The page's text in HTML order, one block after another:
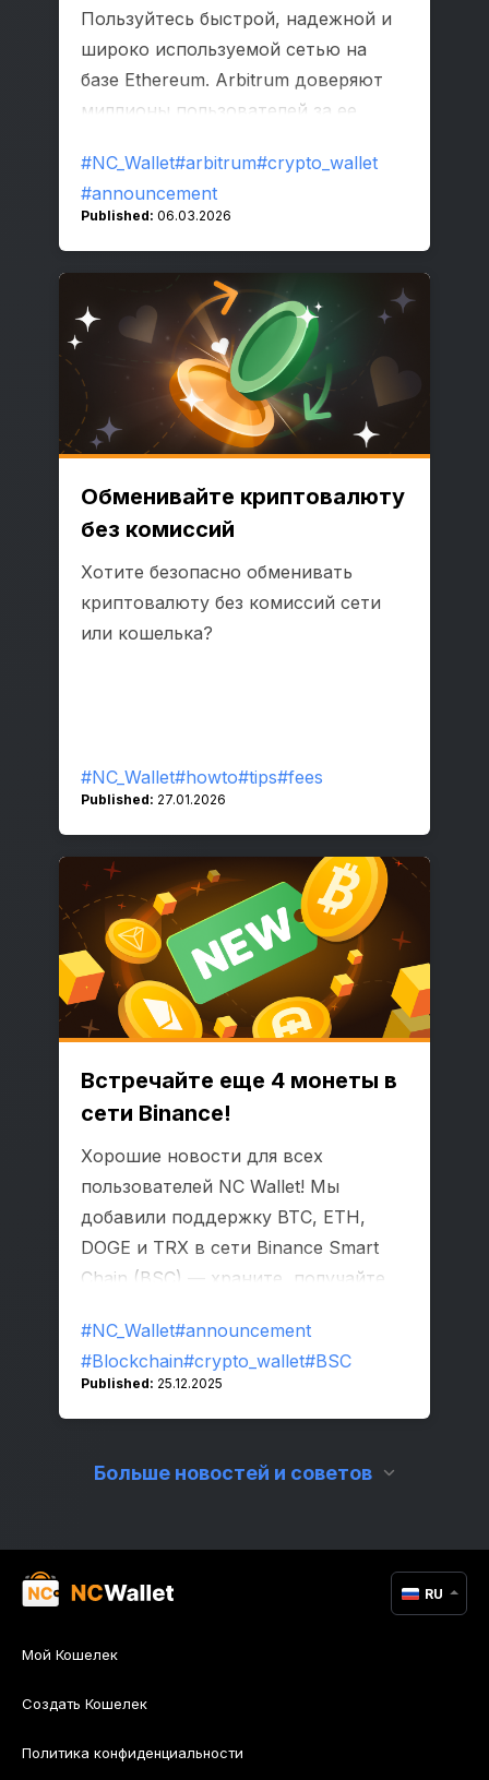
Пользуйтесь быстрой, надежной и
широко используемой сетью на
базе Ethereum. Arbitrum доверяют
миллионы пользователей за ее
экосистему приложений и токенов.
#NC_Wallet#arbitrum#crypto_wallet
#announcement
Published: 06.03.2026
Обменивайте криптовалюту
без комиссий
Хотите безопасно обменивать
криптовалюту без комиссий сети
или кошелька?
#NC_Wallet#howto#tips#fees
Published: 27.01.2026
Встречайте еще 4 монеты в
сети Binance!
Хорошие новости для всех
пользователей NC Wallet! Мы
добавили поддержку BTC, ETH,
DOGE и TRX в сети Binance Smart
Chain (BSC) — храните, получайте,
в одном приложении!
#NC_Wallet#announcement
#Blockchain#crypto_wallet#BSC
Published: 25.12.2025
Больше новостей и советов
Мой Кошелек
Создать Кошелек
Политика конфиденциальности
RU